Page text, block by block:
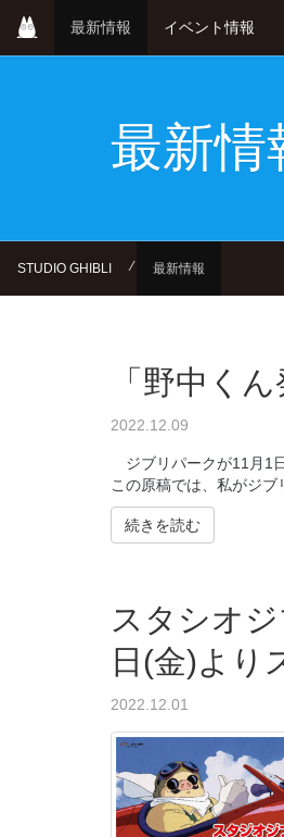
main
最新情報 イベント情報
最新情
STUDIO GHIBLI ⁄ 最新情報
「野中く
2022.12.09
ジブリパークが11月1
この原稿では、私がジ
続きを読む
スタシオ
日(金)より
2022.12.01